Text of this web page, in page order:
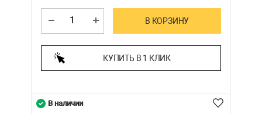
В КОРЗИНУ
КУПИТЬ В 1 КЛИК
В наличии